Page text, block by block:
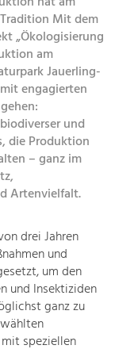
Mit dem
„Ökologisierung
am
Jauerling-
engagierten
und
die Produktion
– ganz im
Artenvielfalt.
drei Jahren
und
um den
und Insektiziden
ganz zu
speziellen